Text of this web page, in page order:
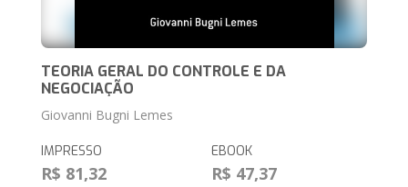
TEORIA GERAL DO CONTROLE E DA
NEGOCIAÇÃO
Giovanni Bugni Lemes
IMPRESSO
R$ 81,32
EBOOK
R$ 47,37